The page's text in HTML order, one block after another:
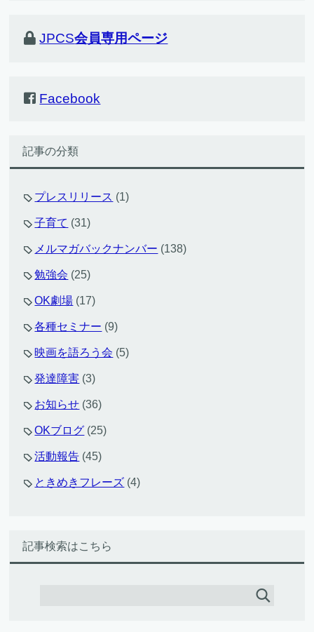
JPCS会員専用ページ
Facebook
記事の分類
プレスリリース (1)
子育て (31)
メルマガバックナンバー (138)
勉強会 (25)
OK劇場 (17)
各種セミナー (9)
映画を語ろう会 (5)
発達障害 (3)
お知らせ (36)
OKブログ (25)
活動報告 (45)
ときめきフレーズ (4)
記事検索はこちら